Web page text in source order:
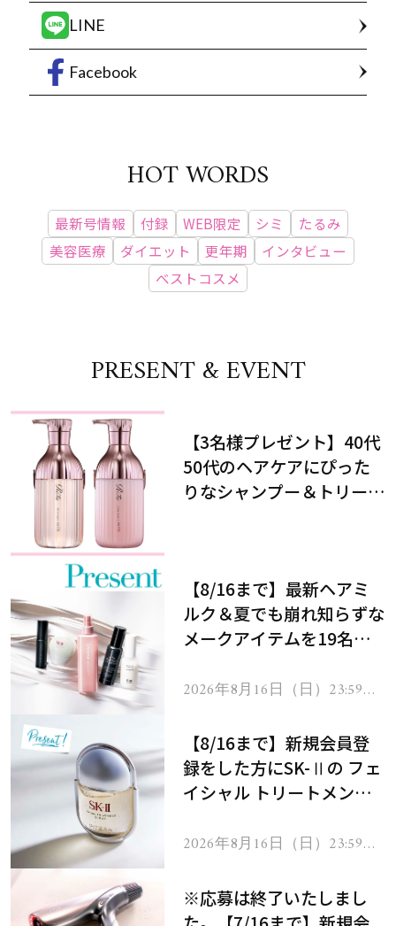
LINE
Facebook
HOT WORDS
最新号情報 付録 WEB限定 シミ
たるみ
美容医療
ダイエット 更年期
インタビュー
ベストコスメ
PRESENT & EVENT
【3名様プレゼント】40代
50代のヘアケアにぴった
りなシャンプー＆トリート
【8/16まで】最新ヘアミ
ルク＆夏でも崩れ知らずな
メークアイテムを19名様
2026年8月16日（日）23:59ま
【8/16まで】新規会員登
録をした方にSK-Ⅱの フェ
イシャル トリートメント
2026年8月16日（日）23:59ま
※応募は終了いたしまし